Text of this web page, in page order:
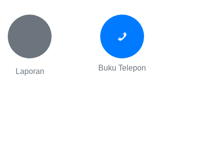
Laporan Buku Telepon